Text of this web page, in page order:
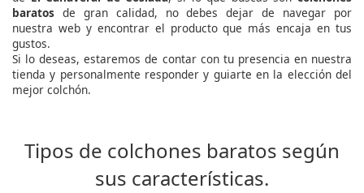
baratos de gran calidad, no debes dejar de navegar por
nuestra web y encontrar el producto que más encaja en tus
gustos.
Si lo deseas, estaremos de contar con tu presencia en nuestra
tienda y personalmente responder y guiarte en la elección del
mejor colchón.
Tipos de colchones baratos según
sus características.